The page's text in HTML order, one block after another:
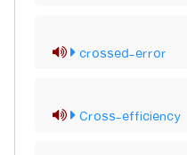
crossed-error
Cross-efficiency